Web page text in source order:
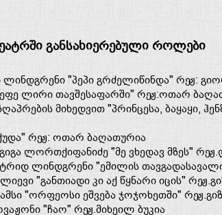
განსახიერებული როლები
"პეპი გრძელიწინდა" რეჟ:
ლირი თავშესაფარში" რეჟ:ოთარ
მიხედვით "პრინცესა, ბაყაყი,
რეჟ: ოთარ ბაღათურია
ლორთქიფანიძე "მე ვხედავ მზეს"
ლინდგრენი "ემილის
"განთიადი კი აქ წყნარი იცის"
"ორფეოსი ეშვება ჯოჯოხეთში"
"ჩაო" რეჟ.მიხეილ ბუკია